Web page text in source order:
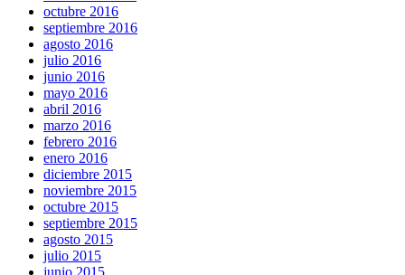
octubre 2016
septiembre 2016
agosto 2016
julio 2016
junio 2016
mayo 2016
abril 2016
marzo 2016
febrero 2016
enero 2016
diciembre 2015
noviembre 2015
octubre 2015
septiembre 2015
agosto 2015
julio 2015
junio 2015